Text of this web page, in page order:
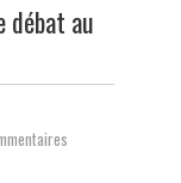
débat au